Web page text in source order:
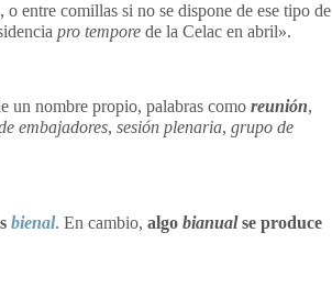
, o entre comillas si no se dispone de ese tipo de
pro tempore de la Celac en abril».
un nombre propio, palabras como reunión,
embajadores, sesión plenaria, grupo de
bienal. En cambio, algo bianualse produce